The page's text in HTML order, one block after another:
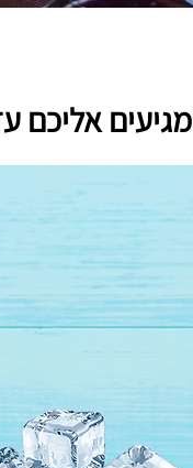
מגיעים אליכם עד